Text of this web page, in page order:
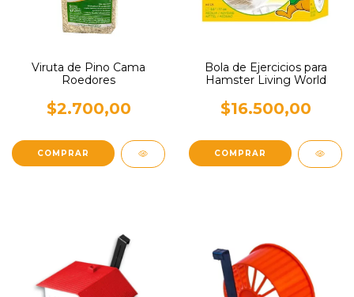
Viruta de Pino Cama
Roedores
$2.700,00
Bola de Ejercicios para
Hamster Living World
$16.500,00